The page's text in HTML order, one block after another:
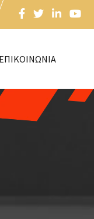
ΕΠΙΚΟΙΝΩΝΙΑ